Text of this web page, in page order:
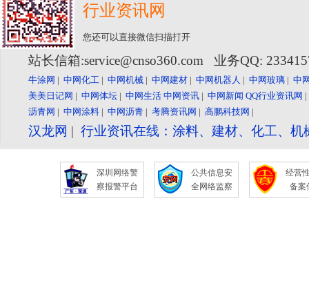
行业资讯网
您还可以直接微信扫描打开
站长信箱:service@cnso360.com 业务QQ:
牛涂网 | 中网化工 | 中网机械 | 中网建材 | 中网机器人 | 中网玻璃 | 中
美美日记网 | 中网体坛 | 中网生活 中网资讯 | 中网新闻 QQ行业资讯网
沥青网 | 中网涂料 | 中网沥青 | 考腾资讯网 | 高鹏科技网 |
汉龙网 | 行业资讯在线：涂料、建材、化工、
深圳网络警
察报警平台
公共信息安
全网络监察
经营
备案